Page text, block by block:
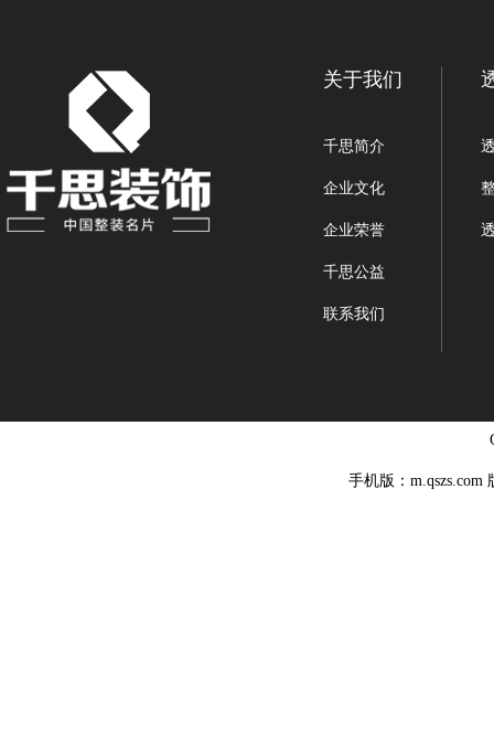
关于我们
千思简介
企业文化
企业荣誉
千思公益
联系我们
手机版：m.qszs.com